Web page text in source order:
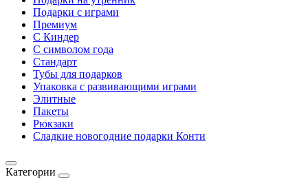
Подарки с играми
Премиум
С Киндер
С символом года
Стандарт
Тубы для подарков
Упаковка с развивающими играми
Элитные
Пакеты
Рюкзаки
Сладкие новогодние подарки Конти
Категории